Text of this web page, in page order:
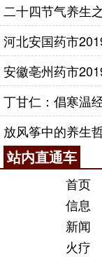
二十四节气养生
河北安国药市
安徽亳州药市
丁甘仁：倡寒温
放风筝中的养生
站内直通车
首页
信息
新闻
火疗